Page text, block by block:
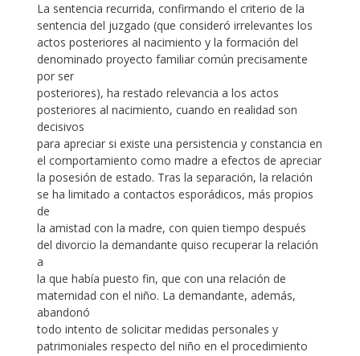
La sentencia recurrida, confirmando el criterio de la
sentencia del juzgado (que consideró irrelevantes los
actos posteriores al nacimiento y la formación del
denominado proyecto familiar común precisamente
por ser
posteriores), ha restado relevancia a los actos
posteriores al nacimiento, cuando en realidad son
decisivos
para apreciar si existe una persistencia y constancia en
el comportamiento como madre a efectos de apreciar
la posesión de estado. Tras la separación, la relación
se ha limitado a contactos esporádicos, más propios
de
la amistad con la madre, con quien tiempo después
del divorcio la demandante quiso recuperar la relación
a
la que había puesto fin, que con una relación de
maternidad con el niño. La demandante, además,
abandonó
todo intento de solicitar medidas personales y
patrimoniales respecto del niño en el procedimiento